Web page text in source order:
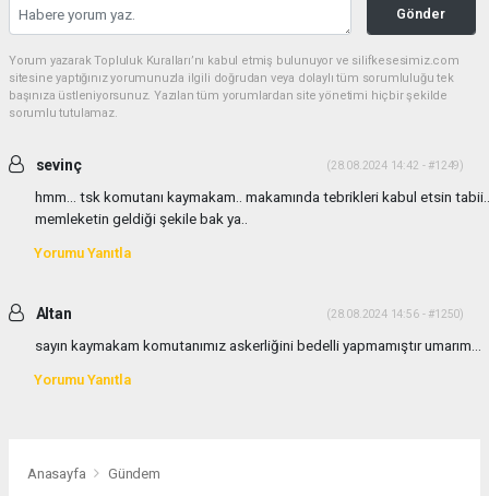
Gönder
Yorum yazarak Topluluk Kuralları’nı kabul etmiş bulunuyor ve silifkesesimiz.com
sitesine yaptığınız yorumunuzla ilgili doğrudan veya dolaylı tüm sorumluluğu tek
başınıza üstleniyorsunuz. Yazılan tüm yorumlardan site yönetimi hiçbir şekilde
sorumlu tutulamaz.
sevinç (28.08.2024 14:42 - #1249)
hmm... tsk komutanı kaymakam.. makamında tebrikleri kabul etsin tabii..
memleketin geldiği şekile bak ya..
Yorumu Yanıtla
Altan (28.08.2024 14:56 - #1250)
sayın kaymakam komutanımız askerliğini bedelli yapmamıştır umarım...
Yorumu Yanıtla
Anasayfa Gündem